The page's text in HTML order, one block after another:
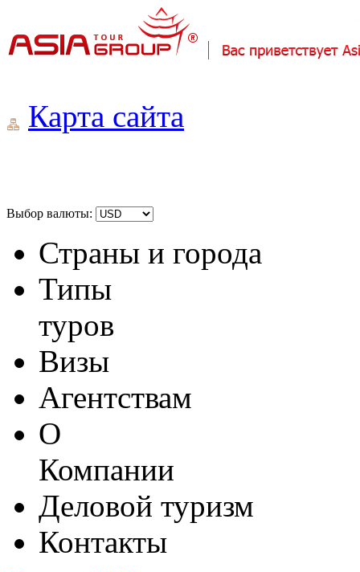
Карта сайта
Выбор валюты:
Страны и города
Типы
туров
Визы
Агентствам
О
Компании
Деловой туризм
Контакты